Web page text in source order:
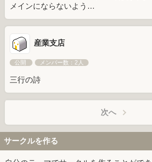
メインにならないよう…
産業支店
公開 メンバー数：2人
三行の詩
次へ
サークルを作る